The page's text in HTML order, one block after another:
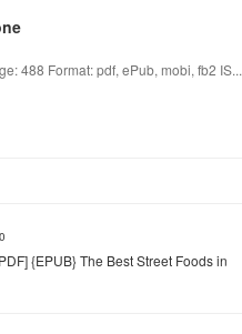
488 Format: pdf, ePub, mobi, fb2 IS...
{EPUB} The Best Street Foods in